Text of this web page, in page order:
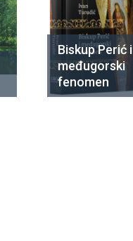
Biskup Perić i
međugorski
fenomen